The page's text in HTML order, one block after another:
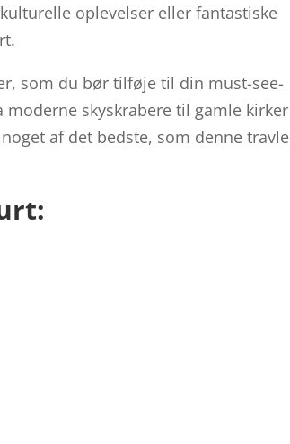
oplevelser eller fantastiske
som du bør tilføje til din must-see-
skyskrabere til gamle kirker
af det bedste, som denne travle